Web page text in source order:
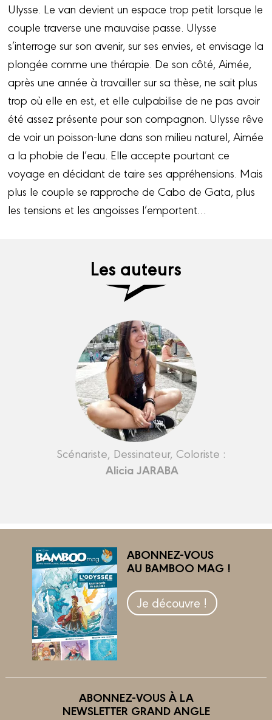
Ulysse. Le van devient un espace trop petit lorsque le
couple traverse une mauvaise passe. Ulysse
s’interroge sur son avenir, sur ses envies, et envisage la
plongée comme une thérapie. De son côté, Aimée,
après une année à travailler sur sa thèse, ne sait plus
trop où elle en est, et elle culpabilise de ne pas avoir
été assez présente pour son compagnon. Ulysse rêve
de voir un poisson-lune dans son milieu naturel, Aimée
a la phobie de l’eau. Elle accepte pourtant ce
voyage en décidant de taire ses appréhensions. Mais
plus le couple se rapproche de Cabo de Gata, plus
les tensions et les angoisses l’emportent…
Les auteurs
Scénariste, Dessinateur, Coloriste :
Alicia JARABA
ABONNEZ-VOUS
AU BAMBOO MAG !
Je découvre !
ABONNEZ-VOUS À LA
NEWSLETTER GRAND ANGLE